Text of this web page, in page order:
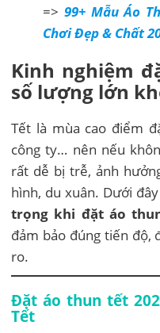
=> 99+ Mẫu Áo
Chơi Đẹp & Chất
Kinh nghiệm
số lượng lớn
Tết là mùa cao điểm
công ty… nên nếu
rất dễ bị trễ, ảnh
hình, du xuân. Dưới
trọng khi đặt áo
đảm bảo đúng tiến độ,
ro.
Đặt áo thun tết
Tết